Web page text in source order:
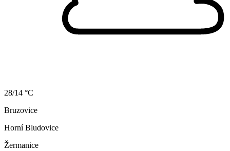
28/14 °C
Bruzovice
Horní Bludovice
Žermanice